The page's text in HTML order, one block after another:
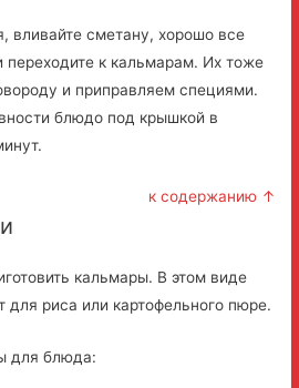
вливайте сметану, хорошо все
переходите к кальмарам. Их тоже
и приправляем специями.
блюдо под крышкой в
к содержанию ↑
кальмары. В этом виде
для риса или картофельного пюре.
для блюда: